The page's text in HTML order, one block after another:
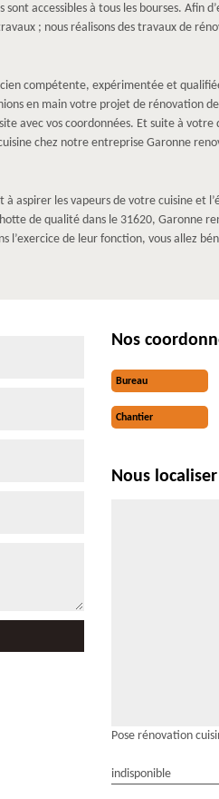
accessibles à tous les bourses. Afin
; nous réalisons des travaux de
compétente, expérimentée et
en main votre projet de rénovation
avec vos coordonnées. Et suite à
chez notre entreprise Garonne
aspirer les vapeurs de votre cuisine et
de qualité dans le 31620, Garonne
l’exercice de leur fonction, vous allez
Nos
Bureau
Chantier
Nous localiser
Pose rénovation
indisponible